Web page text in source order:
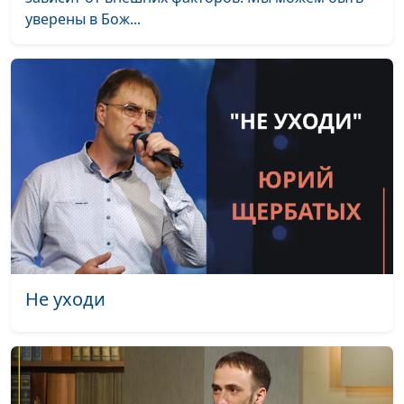
Моей любви не
Нина Качалова #2035
Как в царствие Твоё
Нина и Николай
Качаловы, Николай
Качалов,
концертмейстер
#2034
Приходит день
Нина и Николай
Качаловы, Николай
Качалов,
#2033
концертмейстер
Поднимите глаза
Нина Качалова, Николай
уверены в Бож...
Не уходи